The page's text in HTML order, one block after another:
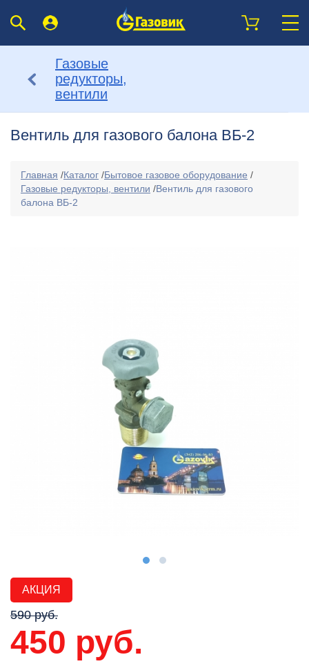
Газовые
редукторы,
вентили
Вентиль для газового балона ВБ-2
Главная /Каталог /Бытовое газовое оборудование /
Газовые редукторы, вентили /Вентиль для газового
балона ВБ-2
АКЦИЯ
590 руб.
450 руб.